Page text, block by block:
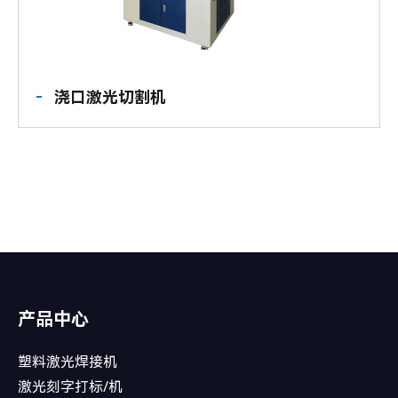
浇口激光切割机
产品中心
塑料激光焊接机
激光刻字打标/机